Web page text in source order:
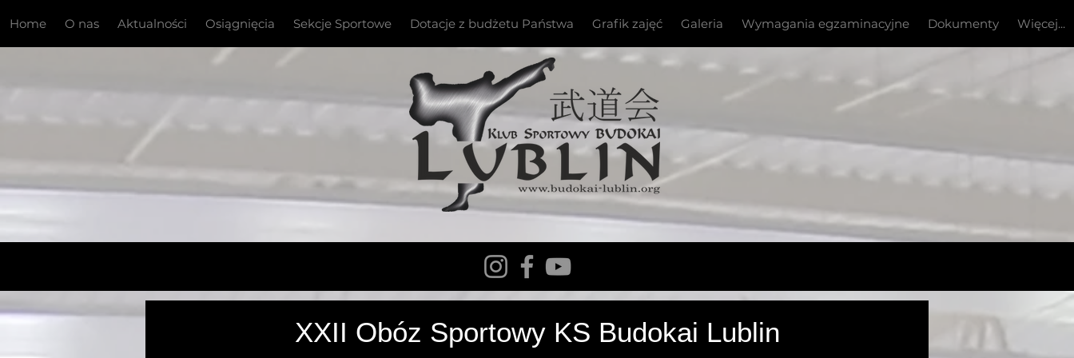
Home O nas Aktualności Osiągnięcia Sekcje Sportowe Dotacje z budżetu Państwa Grafik zajęć Galeria Wymagania egzaminacyjne Dokumenty Więcej...
Mistrzostwa Europy Kyokushin WKB -Turcja
XXII Obóz Sportowy KS Budokai Lublin